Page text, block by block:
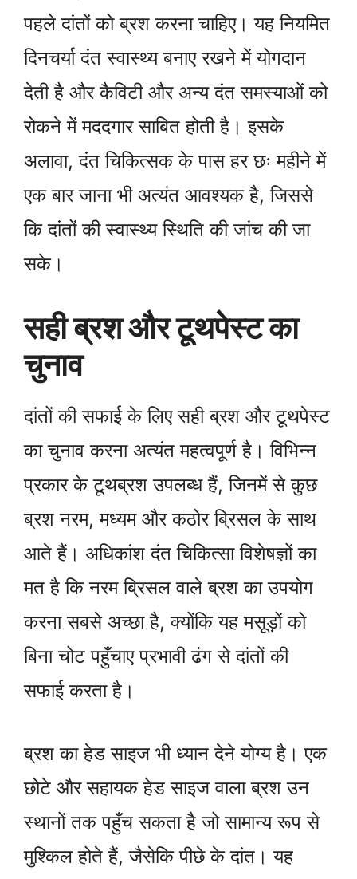
पहले दांतों को ब्रश करना चाहिए। यह नियमित
दिनचर्या दंत स्वास्थ्य बनाए रखने में योगदान
देती है और कैविटी और अन्य दंत समस्याओं को
रोकने में मददगार साबित होती है। इसके
अलावा, दंत चिकित्सक के पास हर छः महीने में
एक बार जाना भी अत्यंत आवश्यक है, जिससे
कि दांतों की स्वास्थ्य स्थिति की जांच की जा
सके।
सही ब्रश और टूथपेस्ट का
चुनाव
दांतों की सफाई के लिए सही ब्रश और टूथपेस्ट
का चुनाव करना अत्यंत महत्वपूर्ण है। विभिन्न
प्रकार के टूथब्रश उपलब्ध हैं, जिनमें से कुछ
ब्रश नरम, मध्यम और कठोर ब्रिसल के साथ
आते हैं। अधिकांश दंत चिकित्सा विशेषज्ञों का
मत है कि नरम ब्रिसल वाले ब्रश का उपयोग
करना सबसे अच्छा है, क्योंकि यह मसूड़ों को
बिना चोट पहुँचाए प्रभावी ढंग से दांतों की
सफाई करता है।
ब्रश का हेड साइज भी ध्यान देने योग्य है। एक
छोटे और सहायक हेड साइज वाला ब्रश उन
स्थानों तक पहुँच सकता है जो सामान्य रूप से
मुश्किल होते हैं, जैसेकि पीछे के दांत। यह